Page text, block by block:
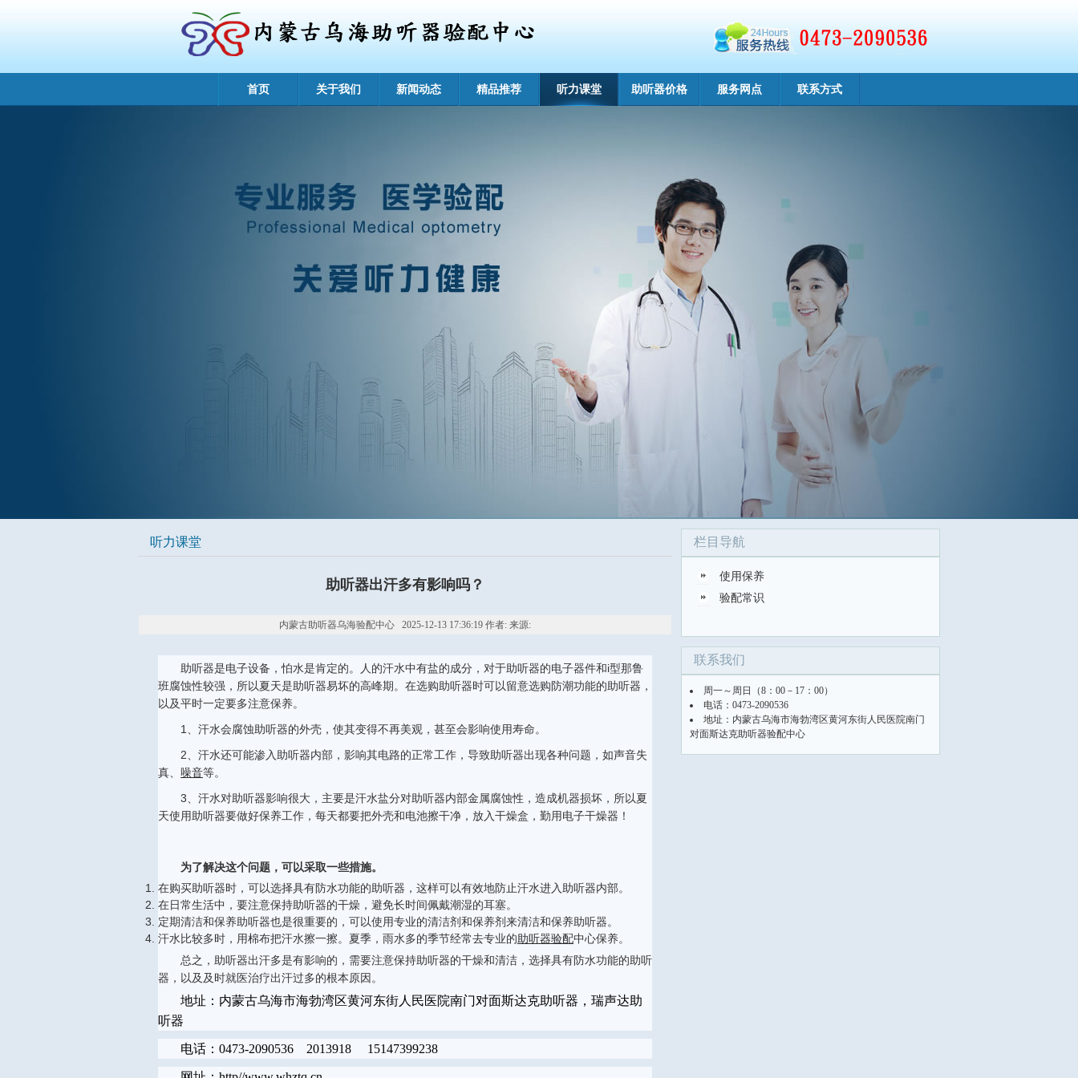
首页 关于我们 新闻动态 精品推荐 听力课堂 助听器价格 服务网点 联系方式
听力课堂
助听器出汗多有影响吗？
内蒙古助听器乌海验配中心 2025-12-13 17:36:19 作者: 来源:
助听器是电子设备，怕水是肯定的。人的汗水中有盐的成分，对于助听器的电子器件和i型那鲁
班腐蚀性较强，所以夏天是助听器易坏的高峰期。在选购助听器时可以留意选购防潮功能的助听器，
以及平时一定要多注意保养。
1、汗水会腐蚀助听器的外壳，使其变得不再美观，甚至会影响使用寿命。
2、汗水还可能渗入助听器内部，影响其电路的正常工作，导致助听器出现各种问题，如声音失
真、 噪音等。
3、汗水对助听器影响很大，主要是汗水盐分对助听器内部金属腐蚀性，造成机器损坏，所以夏
天使用助听器要做好保养工作，每天都要把外壳和电池擦干净，放入干燥盒，勤用电子干燥器！
为了解决这个问题，可以采取一些措施。
在购买助听器时，可以选择具有防水功能的助听器，这样可以有效地防止汗水进入助听器内部。
在日常生活中，要注意保持助听器的干燥，避免长时间佩戴潮湿的耳塞。
定期清洁和保养助听器也是很重要的，可以使用专业的清洁剂和保养剂来清洁和保养助听器。
汗水比较多时，用棉布把汗水擦一擦。夏季，雨水多的季节经常去专业的助听器验配中心保养。
总之，助听器出汗多是有影响的，需要注意保持助听器的干燥和清洁，选择具有防水功能的助听
器，以及及时就医治疗出汗过多的根本原因。
地址：内蒙古乌海市海勃湾区黄河东街人民医院南门对面斯达克助听器，瑞声达助
听器
电话：0473-2090536 2013918 15147399238
栏目导航
使用保养
验配常识
联系我们
周一～周日（8：00－17：00）
电话：0473-2090536
地址：内蒙古乌海市海勃湾区黄河东街人民医院南门
对面斯达克助听器验配中心